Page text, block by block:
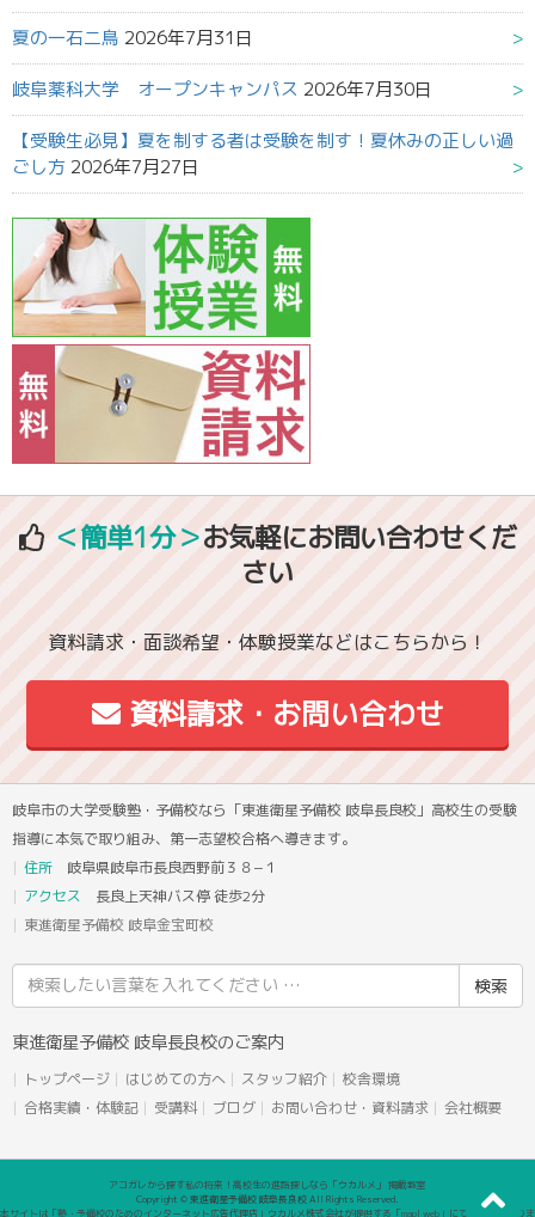
夏の一石二鳥 2026年7月31日
岐阜薬科大学 オープンキャンパス 2026年7月30日
【受験生必見】夏を制する者は受験を制す！夏休みの正しい過
ごし方 2026年7月27日
＜簡単1分＞お気軽にお問い合わせくだ
さい
資料請求・面談希望・体験授業などはこちらから！
資料請求・お問い合わせ
岐阜市の大学受験塾・予備校なら「東進衛星予備校 岐阜長良校」高校生の受験
指導に本気で取り組み、第一志望校合格へ導きます。
住所 岐阜県岐阜市長良西野前３８−１
アクセス 長良上天神バス停 徒歩2分
東進衛星予備校 岐阜金宝町校
索
結
東進衛星予備校 岐阜長良校のご案内
トップページ はじめての方へ スタッフ紹介
校舎環境
合格実績・体験記
受講料 ブログ お問い合わせ・資料請求 会社概要
アコガレから探す私の将来！高校生の進路探しなら「ウカルメ」 掲載教室
Copyright © 東進衛星予備校 岐阜長良校 All Rights Reserved.
本サイトは「塾・予備校のためのインターネット広告代理店」ウカルメ株式会社が提供する「mapl web」にて運営しておりま